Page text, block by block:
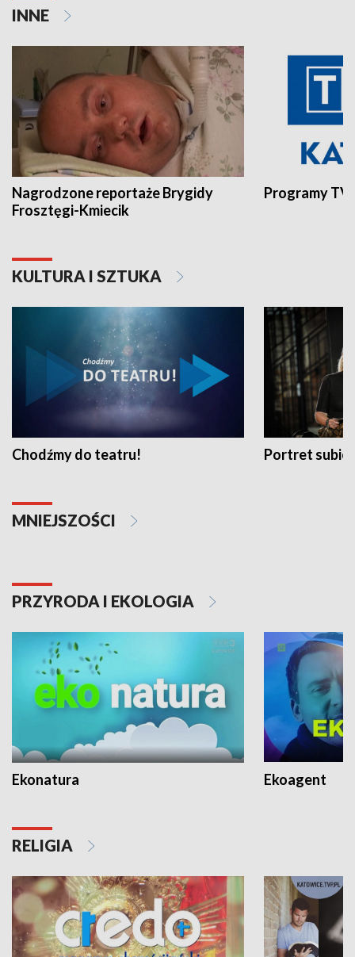
INNE
Nagrodzone reportaże Brygidy
Frosztęgi-Kmiecik
Programy
KULTURA I SZTUKA
Chodźmy do teatru! Portret
MNIEJSZOŚCI
PRZYRODA I EKOLOGIA
Ekonatura Ekoagent
RELIGIA